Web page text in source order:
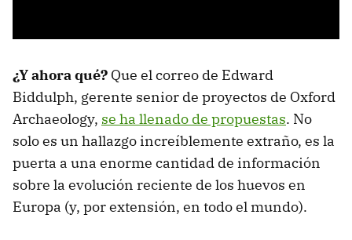
¿Y ahora qué? Que el correo de Edward
Biddulph, gerente senior de proyectos de Oxford
Archaeology, se ha llenado de propuestas. No
solo es un hallazgo increíblemente extraño, es la
puerta a una enorme cantidad de información
sobre la evolución reciente de los huevos en
Europa (y, por extensión, en todo el mundo).